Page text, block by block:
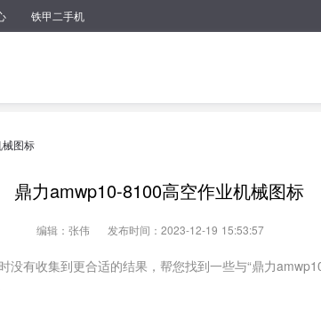
铁甲二手机
图标
鼎力amwp10-8100高空作业机械图标
编辑：张伟 发布时间：2023-12-19 15:53:57
没有收集到更合适的结果，帮您找到一些与“鼎力